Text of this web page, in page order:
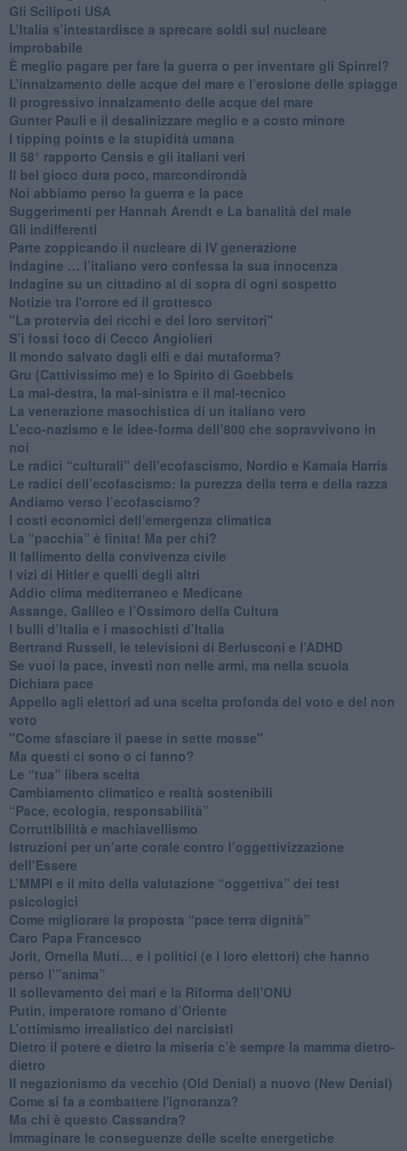
​Gli Scilipoti USA
L’Italia s’intestardisce a sprecare soldi sul nucleare
improbabile
È meglio pagare per fare la guerra o per inventare gli Spinrel?
​L’innalzamento delle acque del mare e l’erosione delle spiagge
​Il progressivo innalzamento delle acque del mare
​Gunter Pauli e il desalinizzare meglio e a costo minore
I tipping points e la stupidità umana
​Il 58° rapporto Censis e gli italiani veri
​Il bel gioco dura poco, marcondirondà
Noi abbiamo perso la guerra e la pace
Suggerimenti per Hannah Arendt e La banalità del male
​Gli indifferenti
Parte zoppicando il nucleare di IV generazione
​Indagine … l’italiano vero confessa la sua innocenza
Indagine su un cittadino al di sopra di ogni sospetto
Notizie tra l'orrore ed il grottesco
"La protervia dei ricchi e dei loro servitori"
S’i fossi foco di Cecco Angiolieri
​Il mondo salvato dagli elfi e dai mutaforma?
Gru (Cattivissimo me) e lo Spirito di Goebbels
​La mal-destra, la mal-sinistra e il mal-tecnico
​La venerazione masochistica di un italiano vero
​L’eco-nazismo e le idee-forma dell’800 che sopravvivono in
noi
​Le radici “culturali” dell’ecofascismo, Nordio e Kamala Harris
Le radici dell’ecofascismo: la purezza della terra e della razza
Andiamo verso l’ecofascismo?
I costi economici dell’emergenza climatica
​La “pacchia” è finita! Ma per chi?
​Il fallimento della convivenza civile
​I vizi di Hitler e quelli degli altri
Addio clima mediterraneo e Medicane
​Assange, Galileo e l’Ossimoro della Cultura
​I bulli d’Italia e i masochisti d’Italia
​Bertrand Russell, le televisioni di Berlusconi e l’ADHD
​Se vuoi la pace, investi non nelle armi, ma nella scuola
​Dichiara pace
​Appello agli elettori ad una scelta profonda del voto e del non
voto
"Come sfasciare il paese in sette mosse"
​Ma questi ci sono o ci fanno?
​Le “tua” libera scelta
Cambiamento climatico e realtà sostenibili
“Pace, ecologia, responsabilità”
​Corruttibilità e machiavellismo
Istruzioni per un’arte corale contro l’oggettivizzazione
dell’Essere
​L’MMPI e il mito della valutazione “oggettiva” dei test
psicologici
Come migliorare la proposta “pace terra dignità”
Caro Papa Francesco
​Jorit, Ornella Muti… e i politici (e i loro elettori) che hanno
perso l’”anima”
​Il sollevamento dei mari e la Riforma dell’ONU
Putin, imperatore romano d’Oriente
​L’ottimismo irrealistico dei narcisisti
​Dietro il potere e dietro la miseria c’è sempre la mamma dietro-
dietro
Il negazionismo da vecchio (Old Denial) a nuovo (New Denial)
Come si fa a combattere l'ignoranza?
Ma chi è questo Cassandra?
Immaginare le conseguenze delle scelte energetiche